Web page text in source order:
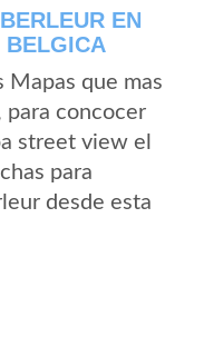
EN
BELGICA
Mapas que mas
para concocer
street view el
para
desde esta